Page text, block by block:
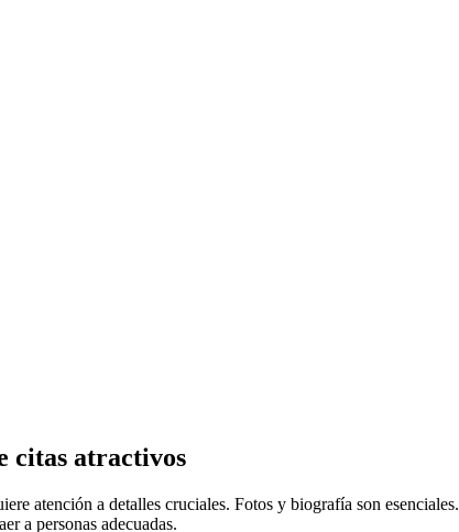
citas atractivos
atención a detalles cruciales. Fotos y biografía son esenciales.
a personas adecuadas.